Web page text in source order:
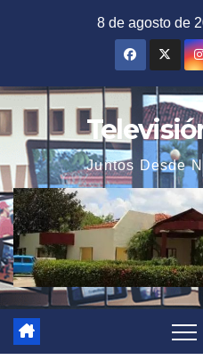
8 de agosto de
Juntos Desde